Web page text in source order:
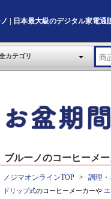
| 日本最大級のデジタル家電通
カテゴリ
ブルーノのコーヒーメ
ノジマオンラインTOP 調理
ドリップ式のコーヒーメーカーや